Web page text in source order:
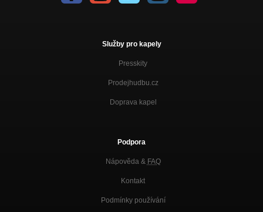
Služby pro kapely
Presskity
Prodejhudbu.cz
Doprava kapel
Podpora
Nápověda & FAQ
Kontakt
Podmínky používání